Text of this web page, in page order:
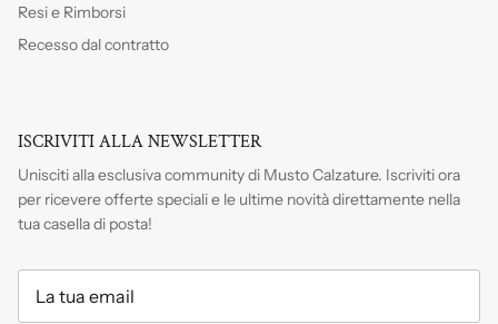
Resi e Rimborsi
Recesso dal contratto
ISCRIVITI ALLA NEWSLETTER
Unisciti alla esclusiva community di Musto Calzature. Iscrivitiora
per ricevere offerte speciali e le ultime novità direttamente nella
tua casella di posta!